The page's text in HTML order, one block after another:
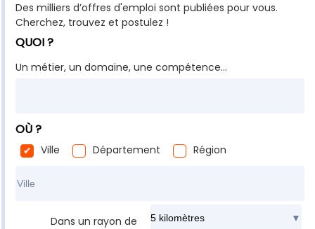
Des milliers d’offres d'emploi sont publiées pour vous.
Cherchez, trouvez et postulez !
QUOI ?
Un métier, un domaine, une compétence...
OÙ ?
Ville Département
Région
Dans un rayon de